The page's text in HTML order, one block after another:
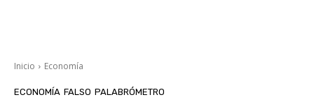
Inicio Economía
ECONOMÍA FALSO PALABRÓMETRO